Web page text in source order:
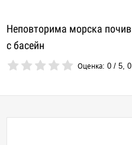
Неповторима морска
с басейн
Оценка:0 /5,0